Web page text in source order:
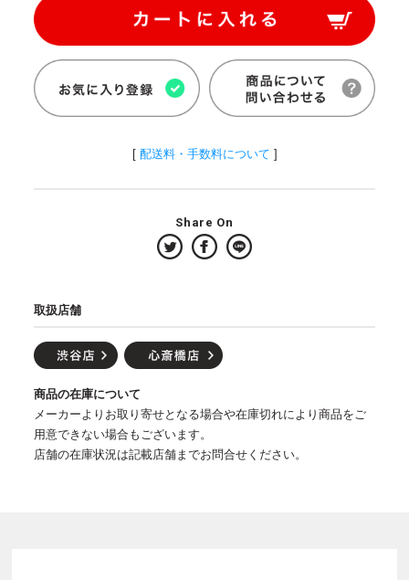
[ 配送料・手数料について ]
Share On
取扱店舗
商品の在庫について
メーカーよりお取り寄せとなる場合や在庫切れにより商品をご
用意できない場合もございます。
店舗の在庫状況は記載店舗までお問合せください。